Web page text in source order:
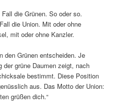
die Grünen. So oder so.
die Union. Mit oder ohne
mit oder ohne Kanzler.
den Grünen entscheiden. Je
der grüne Daumen zeigt, nach
bestimmt. Diese Position
aus. Das Motto der Union:
grüßen dich.“